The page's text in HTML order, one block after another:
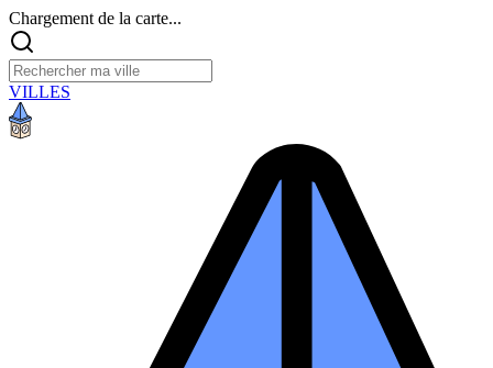
Chargement de la carte...
VILLES